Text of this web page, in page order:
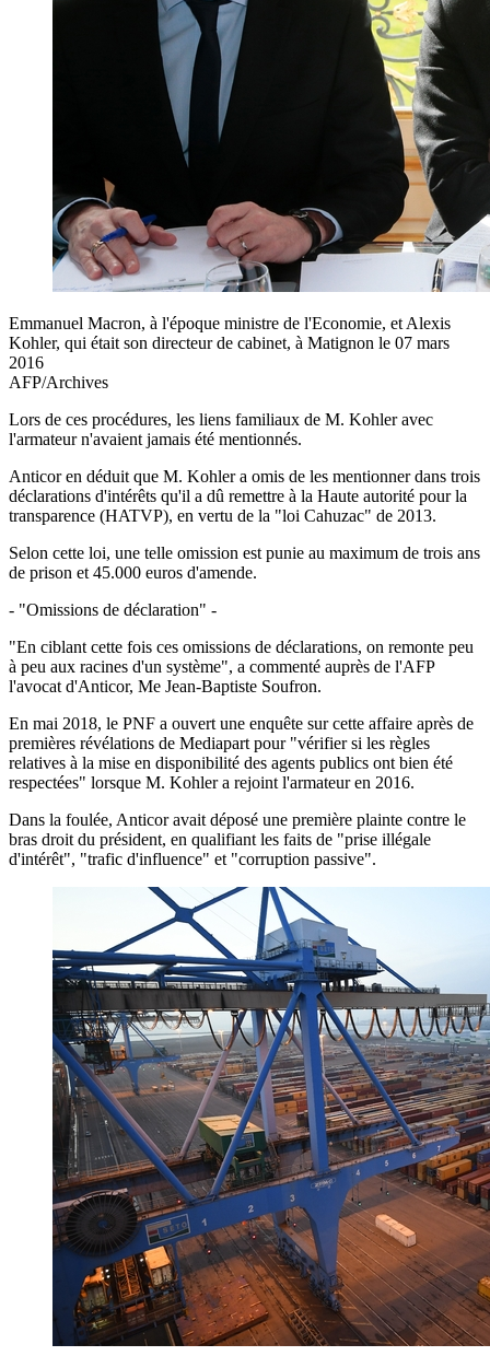
Emmanuel Macron, à l'époque ministre de l'Economie, et Alexis
Kohler, qui était son directeur de cabinet, à Matignon le 07 mars
2016
AFP/Archives
Lors de ces procédures, les liens familiaux de M. Kohler avec
l'armateur n'avaient jamais été mentionnés.
Anticor en déduit que M. Kohler a omis de les mentionner dans trois
déclarations d'intérêts qu'il a dû remettre à la Haute autorité pour la
transparence (HATVP), en vertu de la "loi Cahuzac" de 2013.
Selon cette loi, une telle omission est punie au maximum de trois ans
de prison et 45.000 euros d'amende.
- "Omissions de déclaration" -
"En ciblant cette fois ces omissions de déclarations, on remonte peu
à peu aux racines d'un système", a commenté auprès de l'AFP
l'avocat d'Anticor, Me Jean-Baptiste Soufron.
En mai 2018, le PNF a ouvert une enquête sur cette affaire après de
premières révélations de Mediapart pour "vérifier si les règles
relatives à la mise en disponibilité des agents publics ont bien été
respectées" lorsque M. Kohler a rejoint l'armateur en 2016.
Dans la foulée, Anticor avait déposé une première plainte contre le
bras droit du président, en qualifiant les faits de "prise illégale
d'intérêt", "trafic d'influence" et "corruption passive".